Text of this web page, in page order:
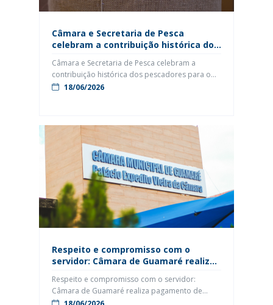
Câmara e Secretaria de Pesca
celebram a contribuição histórica dos
de Guamaré
Câmara e Secretaria de Pesca celebram a
contribuição histórica dos pescadores para o
desenvolvimento de Guamaré Homenagem
pesca para a economia e a identidade cultural
de Guamaré Em um gesto de reconhecimento e
valorização daqueles que dedicam suas vidas
18/06/2026
Respeito e compromisso com o
servidor: Câmara de Guamaré realiza
Respeito e compromisso com o servidor:
Câmara de Guamaré realiza pagamento de
junho dentro do prazoA Câmara Municipal de